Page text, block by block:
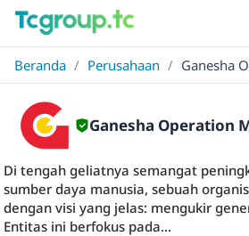
Beranda / Perusahaan / Ganesha
Ganesha Operation
Di tengah geliatnya semangat
sumber daya manusia, sebuah
dengan visi yang jelas: mengukir
Entitas ini berfokus pada...